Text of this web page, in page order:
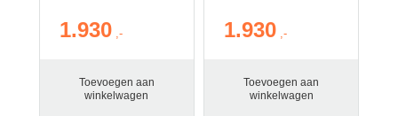
1.930
Toevoegen aan
winkelwagen
1.930
Toevoegen aan
winkelwagen